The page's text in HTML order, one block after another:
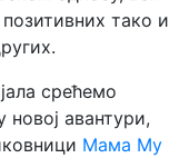
тако и
срећемо
авантури,
Мама Му